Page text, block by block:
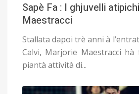
Sapè Fa : I ghjuvelli
Maestracci
Stallata dapoi trè anni à
Calvi, Marjorie Maestracci
piantà attività di...